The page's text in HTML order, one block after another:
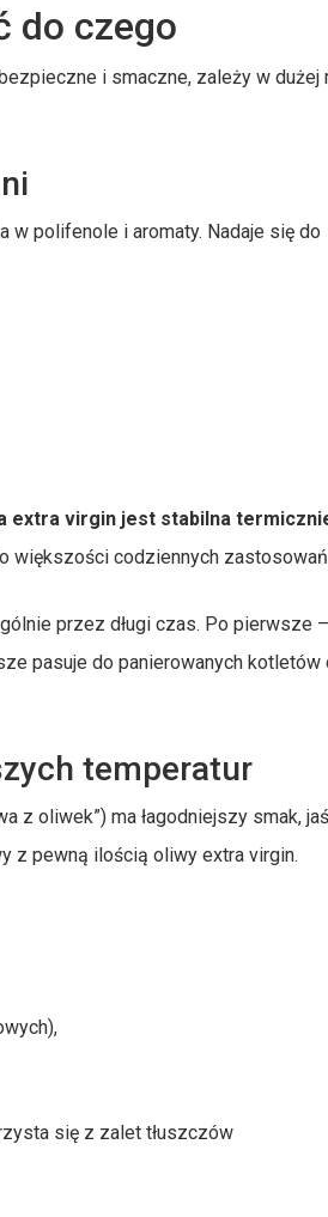
do czego
i smaczne, zależy w dużej
w polifenole i aromaty. Nadaje się do
extra virgin jest stabilna
większości codziennych
przez długi czas. Po pierwsze
pasuje do panierowanych kotletów
temperatur
z oliwek”) ma łagodniejszy smak,
z pewną ilością oliwy extra virgin.
się z zalet tłuszczów